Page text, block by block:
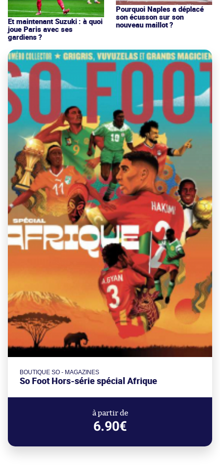
Et maintenant Suzuki : à quoi
joue Paris avec ses
gardiens ?
Pourquoi Naples a déplacé
son écusson sur son
nouveau maillot ?
BOUTIQUE SO - MAGAZINES
So Foot Hors-série spécial Afrique
à partir de
6.90€